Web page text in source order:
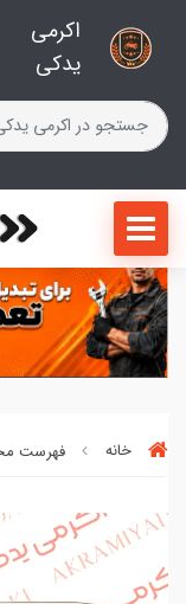
اکرمی
یدکی
خانه فهرست